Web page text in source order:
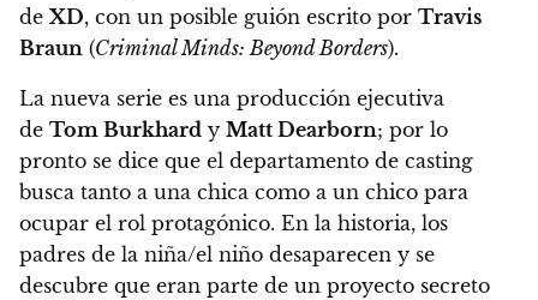
de XD, con un posible guión escrito por Travis
Braun (Criminal Minds: Beyond Borders).
La nueva serie es una producción ejecutiva
de Tom Burkhard y Matt Dearborn; por lo
pronto se dice que el departamento de casting
busca tanto a una chica como a un chico para
ocupar el rol protagónico. En la historia, los
padres de la niña/el niño desaparecen y se
descubre que eran parte de un proyecto secreto